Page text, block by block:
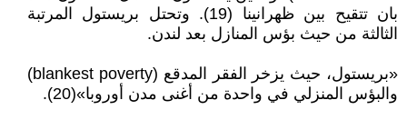
بان تتقيح بين ظهرانينا (19). وتحتل بریستول المرتبة
الثالثة من حيث بؤس المنازل بعد لندن.
«بریستول، حيث يزخر الفقر المدقع (blankest poverty)
والبؤس المنزلي في واحدة من أغنى مدن أوروبا»(20).